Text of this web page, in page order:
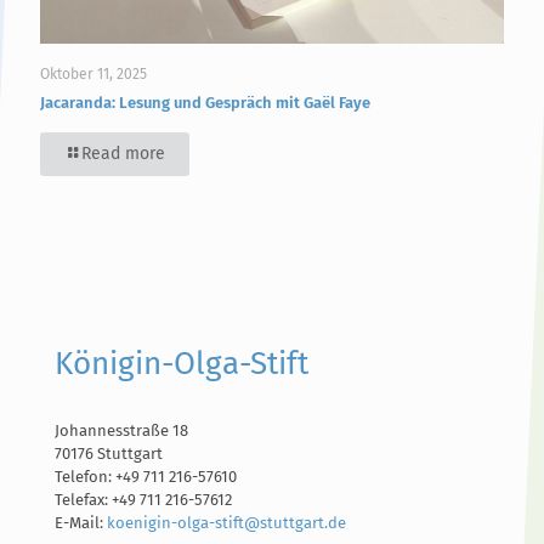
Oktober 11, 2025
Jacaranda: Lesung und Gespräch mit Gaël Faye
Read more
Königin-Olga-Stift
Johannesstraße 18
70176 Stuttgart
Telefon: +49 711 216-57610
Telefax: +49 711 216-57612
E-Mail: koenigin-olga-stift@stuttgart.de